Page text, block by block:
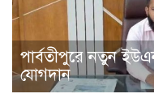
পার্বতীপুরে নতুন
যোগদান